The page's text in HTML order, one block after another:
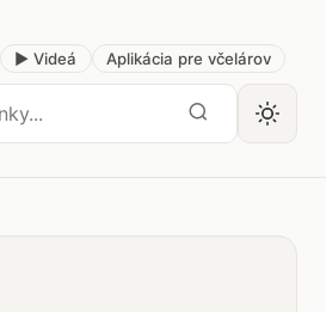
▶ Videá Aplikácia pre včelárov